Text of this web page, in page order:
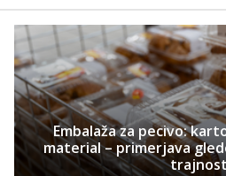
Embalaža za pecivo:
material – primerjava
trajnost